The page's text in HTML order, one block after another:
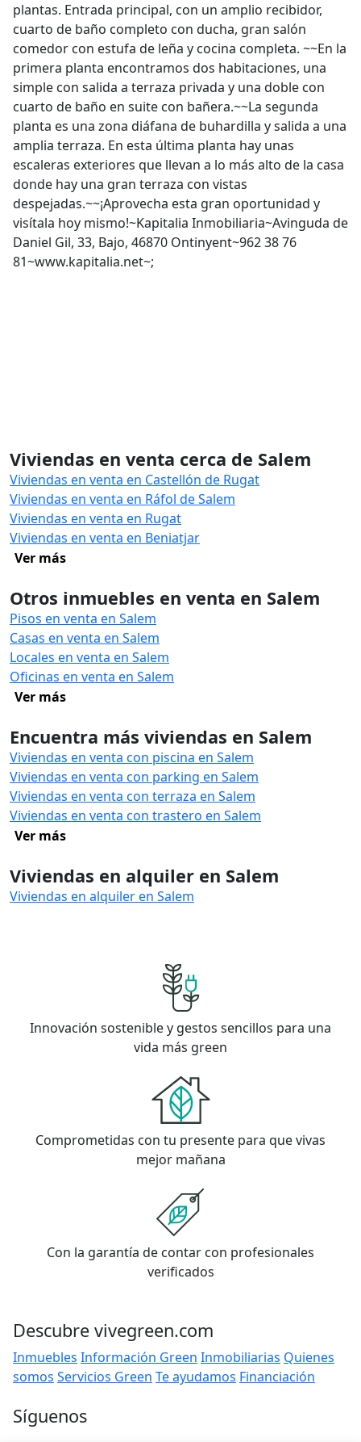
plantas. Entrada principal, con un amplio recibidor,
cuarto de baño completo con ducha, gran salón
comedor con estufa de leña y cocina completa. ~~En la
primera planta encontramos dos habitaciones, una
simple con salida a terraza privada y una doble con
cuarto de baño en suite con bañera.~~La segunda
planta es una zona diáfana de buhardilla y salida a una
amplia terraza. En esta última planta hay unas
escaleras exteriores que llevan a lo más alto de la casa
donde hay una gran terraza con vistas
despejadas.~~¡Aprovecha esta gran oportunidad y
visítala hoy mismo!~Kapitalia Inmobiliaria~Avinguda de
Daniel Gil, 33, Bajo, 46870 Ontinyent~962 38 76
81~www.kapitalia.net~;
Viviendas en venta cerca de Salem
Viviendas en venta en Castellón de Rugat
Viviendas en venta en Ráfol de Salem
Viviendas en venta en Rugat
Viviendas en venta en Beniatjar
Ver más
Otros inmuebles en venta en Salem
Pisos en venta en Salem
Casas en venta en Salem
Locales en venta en Salem
Oficinas en venta en Salem
Ver más
Encuentra más viviendas en Salem
Viviendas en venta con piscina en Salem
Viviendas en venta con parking en Salem
Viviendas en venta con terraza en Salem
Viviendas en venta con trastero en Salem
Ver más
Viviendas en alquiler en Salem
Viviendas en alquiler en Salem
Innovación sostenible y gestos sencillos para una
vida más green
Comprometidas con tu presente para que vivas
mejor mañana
Con la garantía de contar con profesionales
verificados
Descubre vivegreen.com
Inmuebles Información Green Inmobiliarias Quienes
somos Servicios Green Te ayudamos Financiación
Síguenos